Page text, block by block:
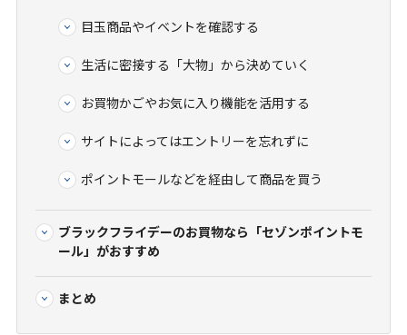
目玉商品やイベントを確認する
生活に密接する「大物」から決めていく
お買物かごやお気に入り機能を活用する
サイトによってはエントリーを忘れずに
ポイントモールなどを経由して商品を買う
ブラックフライデーのお買物なら「セゾンポイントモ
ール」がおすすめ
まとめ